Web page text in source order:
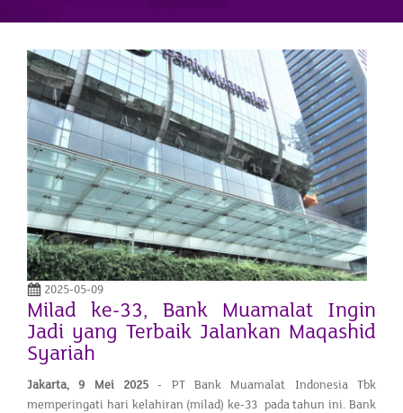
2025-05-09
Milad ke-33, Bank Muamalat Ingin
Jadi yang Terbaik Jalankan Maqashid
Syariah
Jakarta,9 Mei 2025- PT Bank Muamalat Indonesia Tbk
memperingati hari kelahiran (milad) ke-33 pada tahun ini. Bank